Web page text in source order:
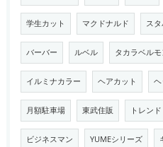
学生カット マクドナルド ス
バーバー ルベル タカラベルモ
イルミナカラー ヘアカット
月額駐車場 東武住販 トレンド
ビジネスマン YUMEシリーズ